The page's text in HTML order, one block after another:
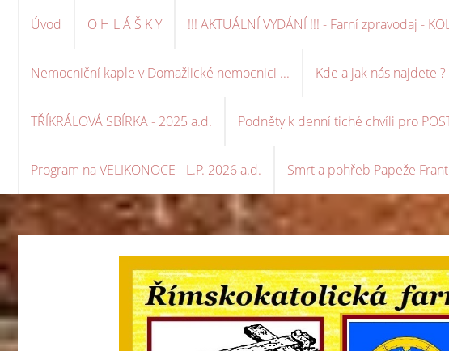
Úvod O H L Á Š K Y !!! AKTUÁLNÍ VYDÁNÍ !!! - Farní zpravodaj -
Nemocniční kaple v Domažlické nemocnici ... Kde a jak nás najdete ?
TŘÍKRÁLOVÁ SBÍRKA - 2025 a.d. Podněty k denní tiché chvíli pro
Program na VELIKONOCE - L.P. 2026 a.d. Smrt a pohřeb Papeže